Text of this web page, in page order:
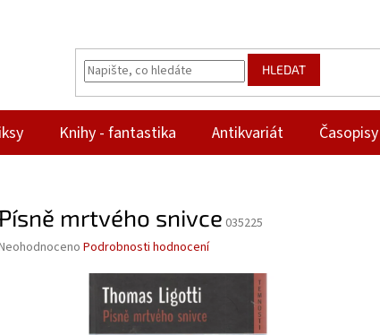
HLEDAT
Knihy - fantastika Antikvariát Časopisy
Písně mrtvého snivce 035225
Podrobnosti hodnocení